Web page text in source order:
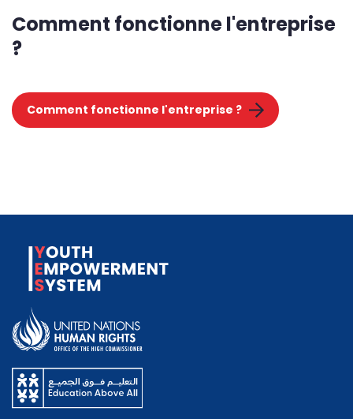
Comment fonctionne l'entreprise
?
Comment fonctionne l'entreprise ?